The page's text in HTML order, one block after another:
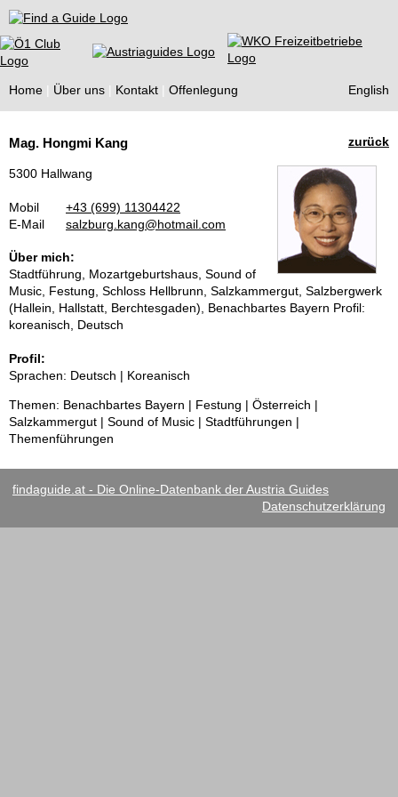
Find a Guide
Home Über uns Kontakt Offenlegung English
Guides
zurück
Mag. Hongmi Kang
5300 Hallwang
Mobil
+43 (699) 11304422
E-Mail
salzburg.kang@hotmail.com
Über mich:
Stadtführung, Mozartgeburtshaus, Sound of
Music, Festung, Schloss Hellbrunn, Salzkammergut, Salzbergwerk
(Hallein, Hallstatt, Berchtesgaden), Benachbartes Bayern Profil:
koreanisch, Deutsch
Profil:
Sprachen: Deutsch | Koreanisch
Themen: Benachbartes Bayern | Festung | Österreich |
Salzkammergut | Sound of Music | Stadtführungen |
Themenführungen
findaguide.at - Die Online-Datenbank der Austria Guides
Datenschutzerklärung